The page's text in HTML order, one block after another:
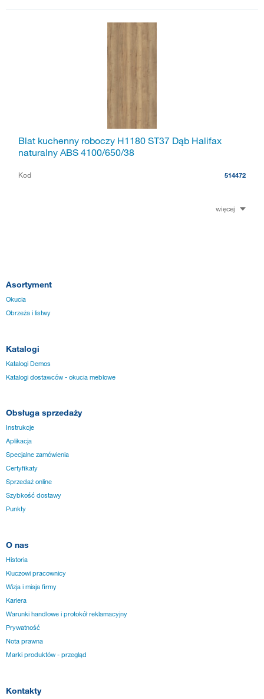
Blat kuchenny roboczy H1180 ST37 Dąb Halifax
naturalny ABS 4100/650/38
Kod 514472
więcej
Asortyment
Okucia
Obrzeża i listwy
Katalogi
Katalogi Demos
Katalogi dostawców - okucia meblowe
Obsługa sprzedaży
Instrukcje
Aplikacja
Specjalne zamówienia
Certyfikaty
Sprzedaż online
Szybkość dostawy
Punkty
O nas
Historia
Kluczowi pracownicy
Wizja i misja firmy
Kariera
Warunki handlowe i protokół reklamacyjny
Prywatność
Nota prawna
Marki produktów - przegląd
Kontakty